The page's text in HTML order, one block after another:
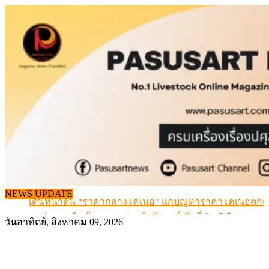
content
NEWS UPDATE
เดินหน้าดัน “ราคากลางโคเนื้อ” แก้ปัญหาราคาโคเนื้อตก
สรุปภาวะ สินค้าเกษตรประจำสัปดาห์ วันที่ 3 – 7 สิงหาคม
เมื่อเกษตรกรถูกมองเป็นผู้ร้ายเบื้องหลังราคาหมูที่สังคมไม่
วันอาทิตย์, สิงหาคม 09, 2026